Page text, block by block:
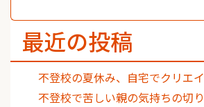
最近の投稿
不登校の夏休み、自宅でクリエ
不登校で苦しい親の気持ちの切